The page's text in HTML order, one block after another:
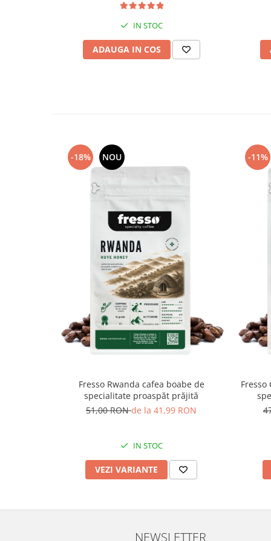
IN STOC
ADAUGA IN COS
-18% NOU
Fresso Rwanda cafea boabe de
specialitate proaspăt prăjită
51,00 RONde la 41,99 RON
IN STOC
VEZI VARIANTE
-11%
NEWSLETTER